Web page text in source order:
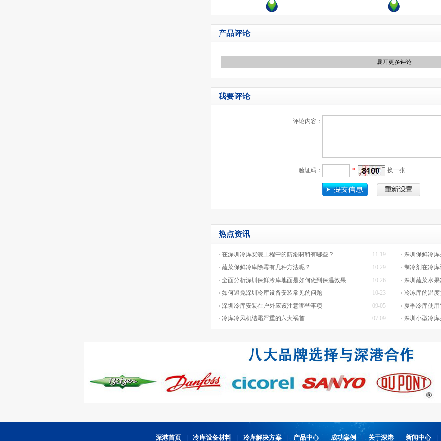
产品评论
展开更多评论
我要评论
评论内容：
验证码： * 换一张
热点资讯
11-19
在深圳冷库安装工程中的防潮材料有哪些？
深圳保鲜冷
10-29
蔬菜保鲜冷库除霉有几种方法呢？
制冷剂在冷
10-26
全面分析深圳保鲜冷库地面是如何做到保温效果
深圳蔬菜水
10-23
如何避免深圳冷库设备安装常见的问题
冷冻库的温
09-05
深圳冷库安装在户外应该注意哪些事项
夏季冷库使
07-09
冷库冷风机结霜严重的六大祸首 深圳小型冷
深港首页 冷库设备材料 冷库解决方案 产品中心 成功案例 关于深港 新闻中心